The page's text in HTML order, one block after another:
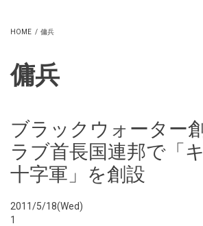
HOME / 傭兵
傭兵
ブラックウォーター
ラブ首長国連邦で「
十字軍」を創設
2011/5/18(Wed)
1